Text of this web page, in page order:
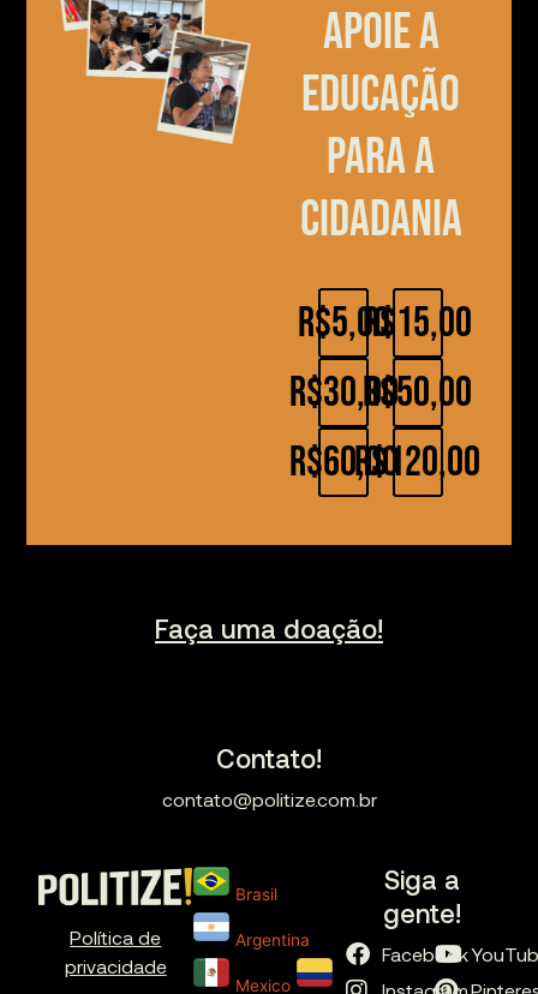
Apoie a
educação
para a
cidadania
R$5,00
R$30,00
R$60,00
R$15,00
R$50,00
R$120,00
Faça uma doação!
Contato!
contato@politize.com.br
Política de
privacidade
Brasil
Argentina
Mexico
Siga a
gente!
Facebook
Instagram